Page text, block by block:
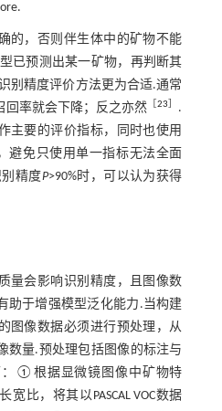
的，否则伴生体中的矿物不能
已预测出某一矿物，再判断其
别精度评价方法更为合适.通常
回率就会下降；反之亦然 ［23
.
主要的评价指标，同时也使用
避免只使用单一指标无法全面
精度P>90%时，可以认为获得
量会影响识别精度，且图像数
助于增强模型泛化能力.当构建
图像数据必须进行预处理，从
数量.预处理包括图像的标注与
：①根据显微镜图像中矿物特
比，将其以PASCAL VOC数据